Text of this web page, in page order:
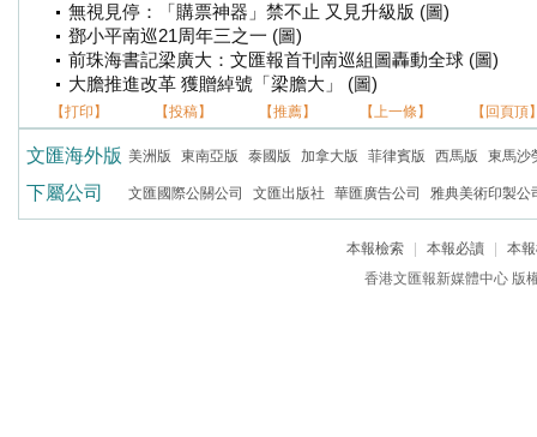
無視見停：「購票神器」禁不止 又見升級版 (圖)
鄧小平南巡21周年三之一 (圖)
前珠海書記梁廣大：文匯報首刊南巡組圖轟動全球 (圖)
大膽推進改革 獲贈綽號「梁膽大」 (圖)
【打印】 【投稿】 【推薦】 【上一條】 【回頁頂
文匯海外版 美洲版 東南亞版 泰國版 加拿大版 菲律賓版 西馬版 東馬沙
下屬公司 文匯國際公關公司 文匯出版社 華匯廣告公司 雅典美術印製公
本報檢索 本報必讀
本
香港文匯報新媒體中心 版